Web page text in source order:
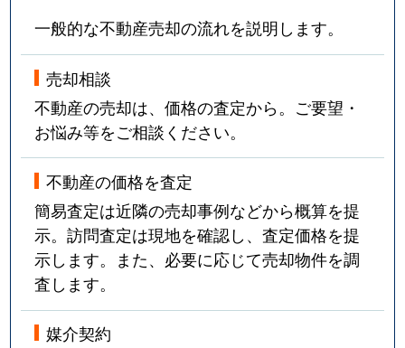
一般的な不動産売却の流れを説明します。
売却相談
不動産の売却は、価格の査定から。ご要望・
お悩み等をご相談ください。
不動産の価格を査定
簡易査定は近隣の売却事例などから概算を提
示。訪問査定は現地を確認し、査定価格を提
示します。また、必要に応じて売却物件を調
査します。
媒介契約